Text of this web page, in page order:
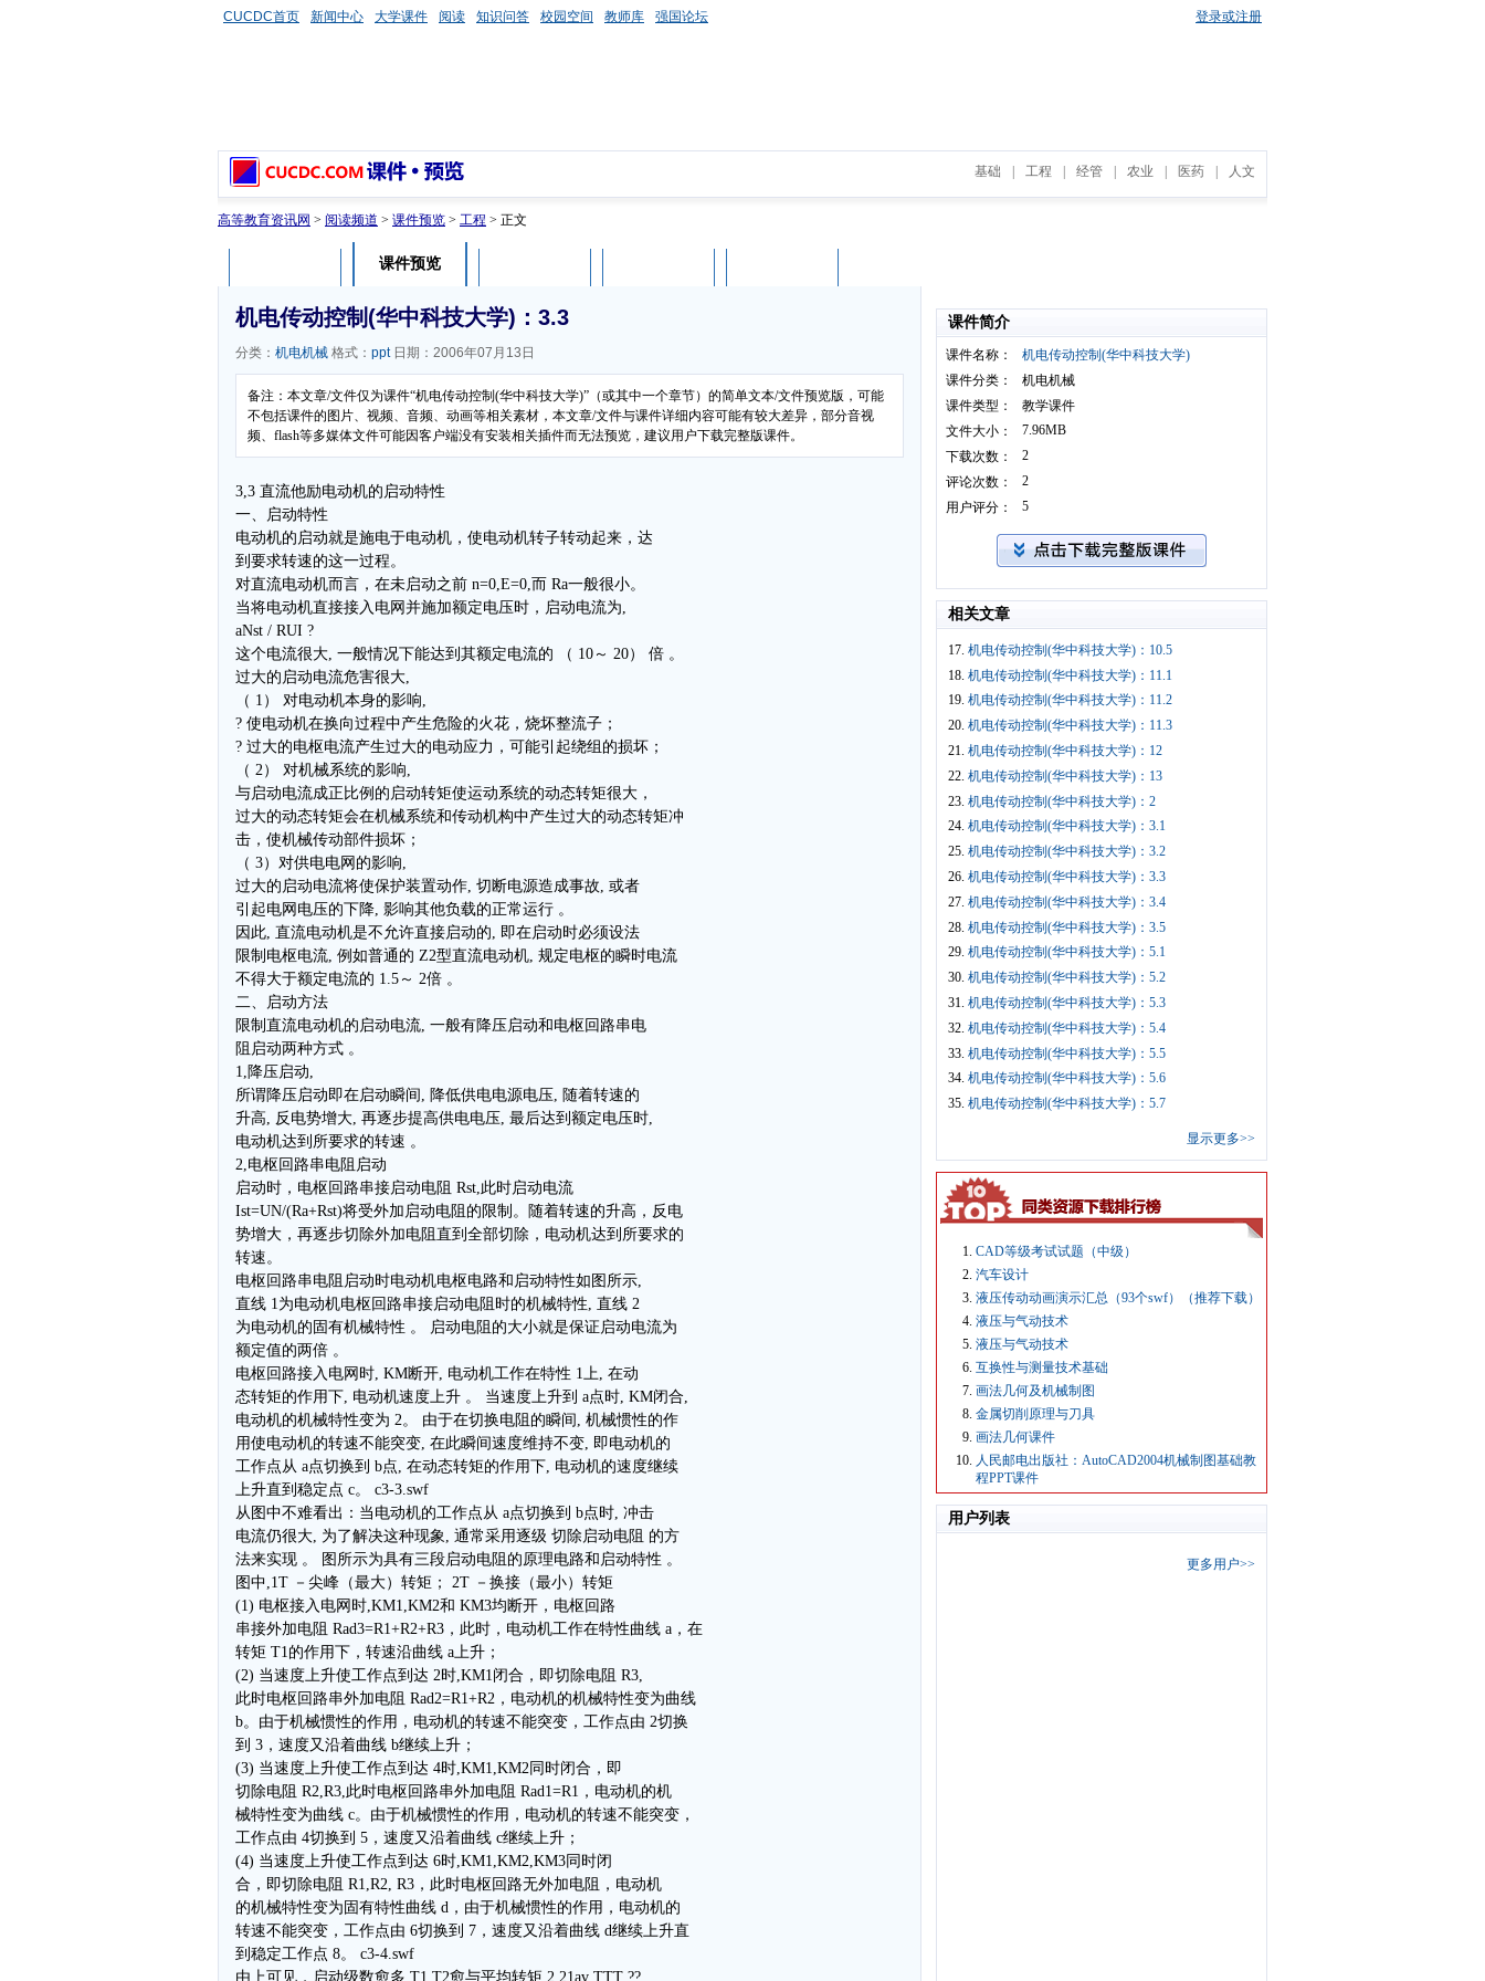
CUCDC首页 新闻中心 大学课件 阅读 知识问答 校园空间 教师库 强国论坛 登录或注册
基础 工程 经管 农业 医药 人文
高等教育资讯网 > 阅读频道 > 课件预览 > 工程 > 正文
课件预览
机电传动控制(华中科技大学)：3.3
分类： 机电机械 格式： ppt日期：2006年07月13日
备注：本文章/文件仅为课件“机电传动控制(华中科技大学)”（或其中一个章节）的简单文本/文件预览版，可能
不包括课件的图片、视频、音频、动画等相关素材，本文章/文件与课件详细内容可能有较大差异，部分音视
频、flash等多媒体文件可能因客户端没有安装相关插件而无法预览，建议用户下载完整版课件。
3,3 直流他励电动机的启动特性
一、启动特性
电动机的启动就是施电于电动机，使电动机转子转动起来，达
到要求转速的这一过程。
对直流电动机而言，在未启动之前 n=0,E=0,而 Ra一般很小。
当将电动机直接接入电网并施加额定电压时，启动电流为,
aNst / RUI ?
这个电流很大, 一般情况下能达到其额定电流的 （ 10～ 20） 倍 。
过大的启动电流危害很大,
（ 1） 对电动机本身的影响,
? 使电动机在换向过程中产生危险的火花，烧坏整流子；
? 过大的电枢电流产生过大的电动应力，可能引起绕组的损坏；
（ 2） 对机械系统的影响,
与启动电流成正比例的启动转矩使运动系统的动态转矩很大，
过大的动态转矩会在机械系统和传动机构中产生过大的动态转矩冲
击，使机械传动部件损坏；
（ 3）对供电电网的影响,
过大的启动电流将使保护装置动作, 切断电源造成事故, 或者
引起电网电压的下降, 影响其他负载的正常运行 。
因此, 直流电动机是不允许直接启动的, 即在启动时必须设法
限制电枢电流, 例如普通的 Z2型直流电动机, 规定电枢的瞬时电流
不得大于额定电流的 1.5～ 2倍 。
二、启动方法
限制直流电动机的启动电流, 一般有降压启动和电枢回路串电
阻启动两种方式 。
1,降压启动,
所谓降压启动即在启动瞬间, 降低供电电源电压, 随着转速的
升高, 反电势增大, 再逐步提高供电电压, 最后达到额定电压时,
电动机达到所要求的转速 。
2,电枢回路串电阻启动
启动时，电枢回路串接启动电阻 Rst,此时启动电流
Ist=UN/(Ra+Rst)将受外加启动电阻的限制。随着转速的升高，反电
势增大，再逐步切除外加电阻直到全部切除，电动机达到所要求的
转速。
电枢回路串电阻启动时电动机电枢电路和启动特性如图所示,
直线 1为电动机电枢回路串接启动电阻时的机械特性, 直线 2
为电动机的固有机械特性 。 启动电阻的大小就是保证启动电流为
额定值的两倍 。
电枢回路接入电网时, KM断开, 电动机工作在特性 1上, 在动
态转矩的作用下, 电动机速度上升 。 当速度上升到 a点时, KM闭合,
电动机的机械特性变为 2。 由于在切换电阻的瞬间, 机械惯性的作
用使电动机的转速不能突变, 在此瞬间速度维持不变, 即电动机的
工作点从 a点切换到 b点, 在动态转矩的作用下, 电动机的速度继续
上升直到稳定点 c。 c3-3.swf
从图中不难看出：当电动机的工作点从 a点切换到 b点时, 冲击
电流仍很大, 为了解决这种现象, 通常采用逐级 切除启动电阻 的方
法来实现 。 图所示为具有三段启动电阻的原理电路和启动特性 。
图中,1T －尖峰（最大）转矩； 2T －换接（最小）转矩
(1) 电枢接入电网时,KM1,KM2和 KM3均断开，电枢回路
串接外加电阻 Rad3=R1+R2+R3，此时，电动机工作在特性曲线 a，在
转矩 T1的作用下，转速沿曲线 a上升；
(2) 当速度上升使工作点到达 2时,KM1闭合，即切除电阻 R3,
此时电枢回路串外加电阻 Rad2=R1+R2，电动机的机械特性变为曲线
b。由于机械惯性的作用，电动机的转速不能突变，工作点由 2切换
到 3，速度又沿着曲线 b继续上升；
(3) 当速度上升使工作点到达 4时,KM1,KM2同时闭合，即
切除电阻 R2,R3,此时电枢回路串外加电阻 Rad1=R1，电动机的机
械特性变为曲线 c。由于机械惯性的作用，电动机的转速不能突变，
工作点由 4切换到 5，速度又沿着曲线 c继续上升；
(4) 当速度上升使工作点到达 6时,KM1,KM2,KM3同时闭
合，即切除电阻 R1,R2, R3，此时电枢回路无外加电阻，电动机
的机械特性变为固有特性曲线 d，由于机械惯性的作用，电动机的
转速不能突变，工作点由 6切换到 7，速度又沿着曲线 d继续上升直
到稳定工作点 8。 c3-4.swf
由上可见，启动级数愈多,T1,T2愈与平均转矩 2 21av TTT ??
课件简介
课件名称：
机电传动控制(华中科技大学)
课件分类：
机电机械
课件类型：
教学课件
文件大小：
7.96MB
下载次数：
2
评论次数：
2
用户评分：
5
相关文章
17. 机电传动控制(华中科技大学)：10.5
18. 机电传动控制(华中科技大学)：11.1
19. 机电传动控制(华中科技大学)：11.2
20. 机电传动控制(华中科技大学)：11.3
21. 机电传动控制(华中科技大学)：12
22. 机电传动控制(华中科技大学)：13
23. 机电传动控制(华中科技大学)：2
24. 机电传动控制(华中科技大学)：3.1
25. 机电传动控制(华中科技大学)：3.2
26. 机电传动控制(华中科技大学)：3.3
27. 机电传动控制(华中科技大学)：3.4
28. 机电传动控制(华中科技大学)：3.5
29. 机电传动控制(华中科技大学)：5.1
30. 机电传动控制(华中科技大学)：5.2
31. 机电传动控制(华中科技大学)：5.3
32. 机电传动控制(华中科技大学)：5.4
33. 机电传动控制(华中科技大学)：5.5
34. 机电传动控制(华中科技大学)：5.6
35. 机电传动控制(华中科技大学)：5.7
显示更多>>
CAD等级考试试题（中级）
汽车设计
液压传动动画演示汇总（93个swf）（推荐下载）
液压与气动技术
液压与气动技术
互换性与测量技术基础
画法几何及机械制图
金属切削原理与刀具
画法几何课件
人民邮电出版社：AutoCAD2004机械制图基础教
程PPT课件
用户列表
更多用户>>